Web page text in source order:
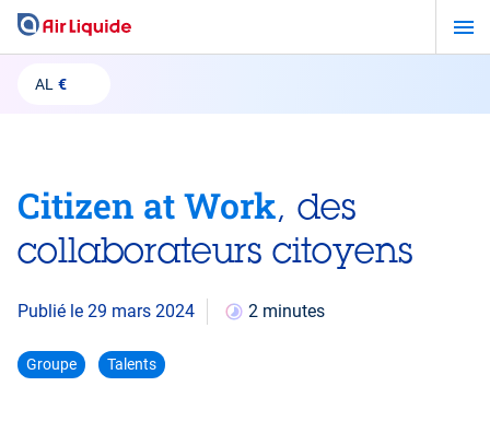
Aller
contenu
AL €
Citizen at Work, des
collaborateurs citoyens
Publié le 29 mars 2024 2 minutes
Groupe Talents